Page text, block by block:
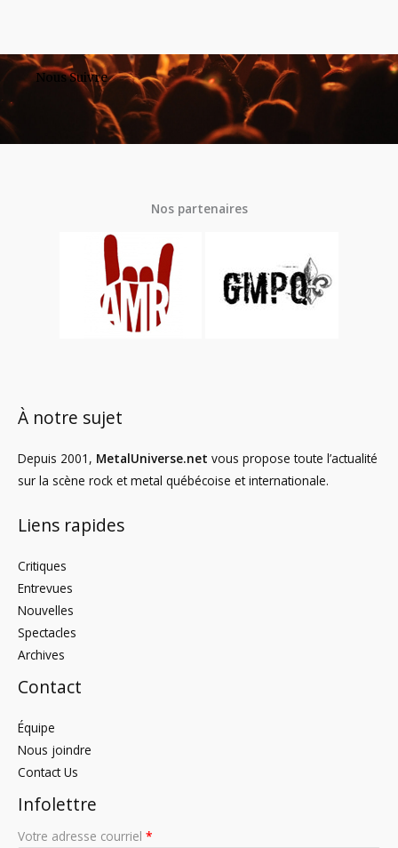
Nous Suivre
Nos partenaires
À notre sujet
Depuis 2001, MetalUniverse.net vous propose toute l’actualité
sur la scène rock et metal québécoise et internationale.
Liens rapides
Critiques
Entrevues
Nouvelles
Spectacles
Archives
Contact
Équipe
Nous joindre
Contact Us
Infolettre
Votre adresse courriel *